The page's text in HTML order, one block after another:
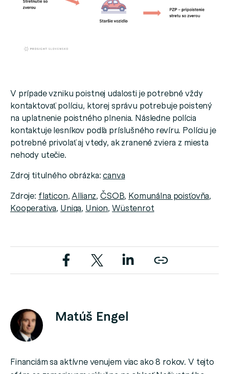
V prípade vzniku poistnej udalosti je potrebné vždy
kontaktovať políciu, ktorej správu potrebuje poistený
na uplatnenie poistného plnenia. Následne polícia
kontaktuje lesníkov podľa príslušného revíru. Políciu je
potrebné privolať aj vtedy, ak zranené zviera z miesta
nehody utečie.
Zdroj titulného obrázka:canva
Zdroje: flaticon, Allianz, ČSOB, Komunálna poisťovňa,
Kooperativa, Uniqa, Union, Wüstenrot
Matúš Engel
Financiám sa aktívne venujem viac ako 8 rokov. V tejto